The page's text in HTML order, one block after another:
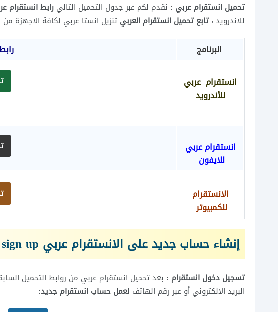
تحميل انستقرام عربي : نقدم لكم عبر جدول التحميل التالي رابط انستقرام
للاندرويد، تابع تحميل انستقرام العربي تنزيل انستا عربي لكافة الاجهزة من
البرنامج
انستقرام عربي
للأندرويد
انستقرام عربي
للايفون
الانستقرام
للكمبيوتر
إنشاء حساب جديد على الانستقرام عربي Instagram sign up
تسجيل دخول انستقرام : بعد تحميل انستقرام عربي من روابط التحميل
البريد الالكتروني أو عبر رقم الهاتف لعمل حساب انستقرام جديد: